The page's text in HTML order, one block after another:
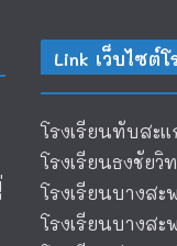
Link เว็บไซต์
โรงเรียนทับสะแ
โรงเรียนธงชัยวิ
โรงเรียนบางส
โรงเรียนบางสะ